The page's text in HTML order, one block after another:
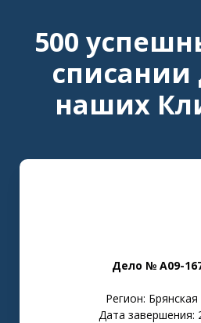
500
списании
наших
Дело № А09-
Регион:
Дата завершения: